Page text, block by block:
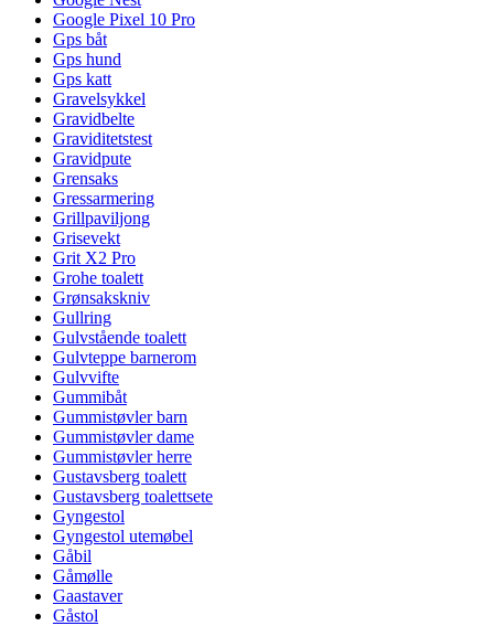
Google Pixel 10 Pro
Gps båt
Gps hund
Gps katt
Gravelsykkel
Gravidbelte
Graviditetstest
Gravidpute
Grensaks
Gressarmering
Grillpaviljong
Grisevekt
Grit X2 Pro
Grohe toalett
Grønsakskniv
Gullring
Gulvstående toalett
Gulvteppe barnerom
Gulvvifte
Gummibåt
Gummistøvler barn
Gummistøvler dame
Gummistøvler herre
Gustavsberg toalett
Gustavsberg toalettsete
Gyngestol
Gyngestol utemøbel
Gåbil
Gåmølle
Gaastaver
Gåstol